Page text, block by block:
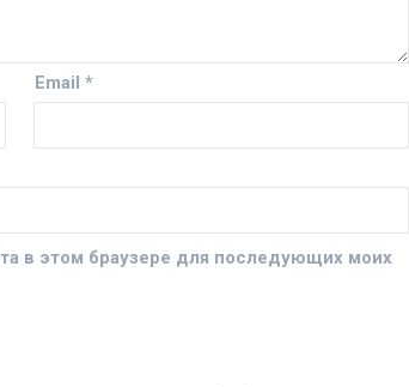
Email*
в этом браузере для последующих моих